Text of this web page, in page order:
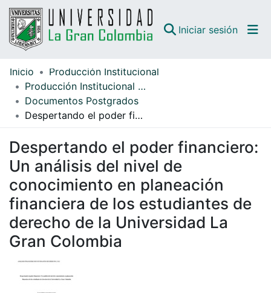
Iniciar sesión
Comunidades
Todo DSpace
Inicio
Producción Institucional
Producción Institucional Facultad Ciencias Económicas y Empresariales
Documentos Postgrados
Despertando el poder financiero: Un análisis del nivel de conocimiento en planeación financiera de los estudiantes de derecho de la Universidad La Gran Colombia
Despertando el poder financiero:
Un análisis del nivel de
conocimiento en planeación
financiera de los estudiantes de
derecho de la Universidad La
Gran Colombia